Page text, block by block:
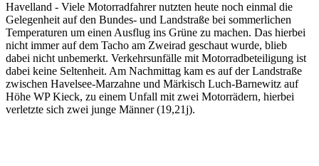
Havelland - Viele Motorradfahrer nutzten heute noch einmal die
Gelegenheit auf den Bundes- und Landstraße bei sommerlichen
Temperaturen um einen Ausflug ins Grüne zu machen. Das hierbei
nicht immer auf dem Tacho am Zweirad geschaut wurde, blieb
dabei nicht unbemerkt. Verkehrsunfälle mit Motorradbeteiligung ist
dabei keine Seltenheit. Am Nachmittag kam es auf der Landstraße
zwischen Havelsee-Marzahne und Märkisch Luch-Barnewitz auf
Höhe WP Kieck, zu einem Unfall mit zwei Motorrädern, hierbei
verletzte sich zwei junge Männer (19,21j).